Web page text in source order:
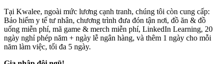
Tại Kwalee, ngoài mức lương cạnh tranh, chúng tôi còn cung cấp:
Bảo hiểm y tế tư nhân, chương trình đưa đón tận nơi, đồ ăn & đồ
uống miễn phí, mã game & merch miễn phí, LinkedIn Learning, 20
ngày nghỉ phép năm + ngày lễ ngân hàng, và thêm 1 ngày cho mỗi
năm làm việc, tối đa 5 ngày.